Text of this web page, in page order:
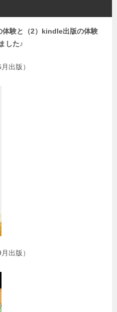
体験と（2）kindle出版の体験
した♪
出版）
出版）